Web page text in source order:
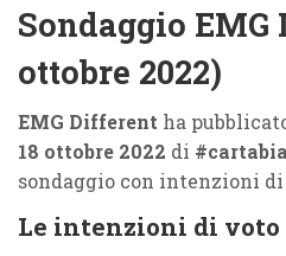
Sondaggio EMG
ottobre 2022)
EMG Different ha
18 ottobre 2022 di
sondaggio con intenzioni
Le intenzioni di voto